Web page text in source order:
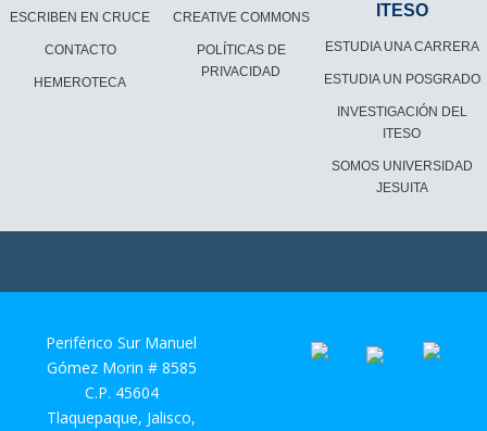
ESCRIBEN EN CRUCE
CONTACTO
HEMEROTECA
CREATIVE COMMONS
POLÍTICAS DE
PRIVACIDAD
ITESO
ESTUDIA UNA CARRERA
ESTUDIA UN POSGRADO
INVESTIGACIÓN DEL
ITESO
SOMOS UNIVERSIDAD
JESUITA
Periférico Sur Manuel
Gómez Morin # 8585
C.P. 45604
Tlaquepaque, Jalisco,